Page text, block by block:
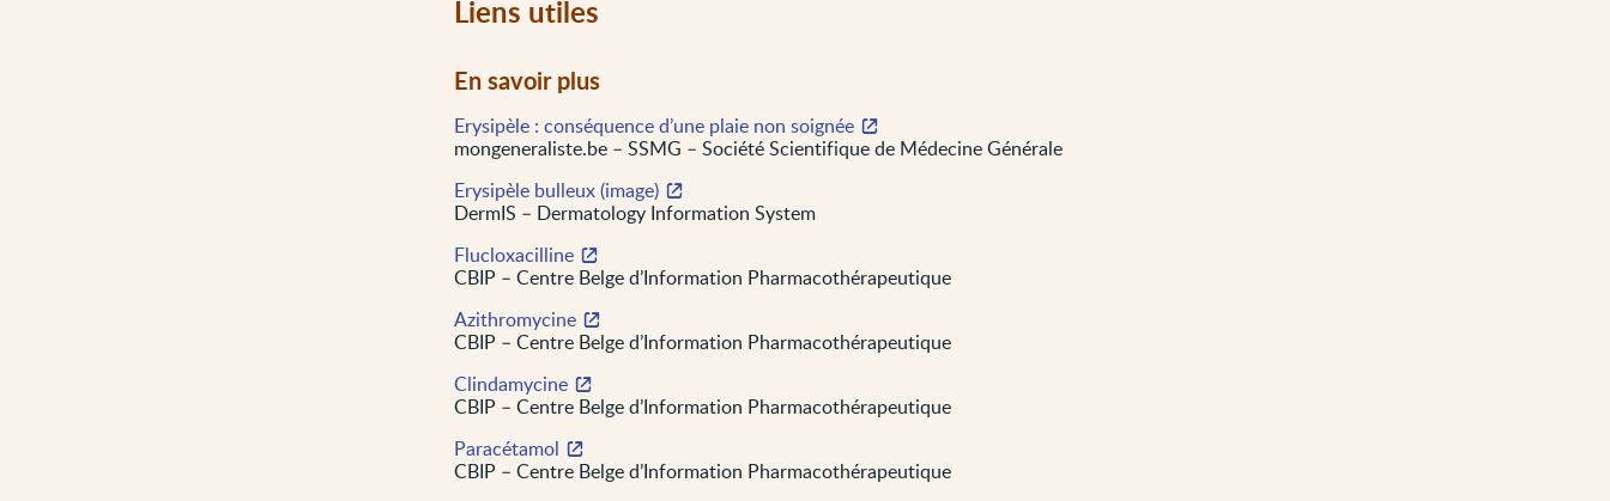
Liens utiles
En savoir plus
Erysipèle : conséquence d’une plaie non soignée
mongeneraliste.be – SSMG – Société Scientifique de Médecine Générale
Erysipèle bulleux (image)
DermIS – Dermatology Information System
Flucloxacilline
CBIP – Centre Belge d’Information Pharmacothérapeutique
Azithromycine
CBIP – Centre Belge d’Information Pharmacothérapeutique
Clindamycine
CBIP – Centre Belge d’Information Pharmacothérapeutique
Paracétamol
CBIP – Centre Belge d’Information Pharmacothérapeutique